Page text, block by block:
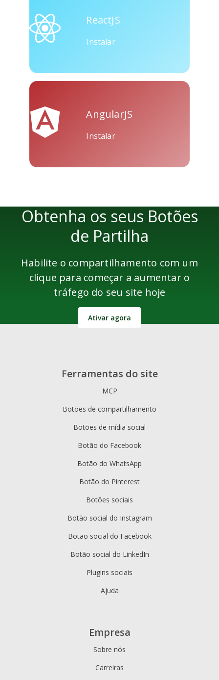
Skype
Mail
ReactJS
Instalar
AngularJS
Instalar
Obtenha os seus Botões
de Partilha
Habilite o compartilhamento com um
clique para começar a aumentar o
tráfego do seu site hoje
Ativar agora
Ferramentas do site
MCP
Botões de compartilhamento
Botões de mídia social
Botão do Facebook
Botão do WhatsApp
Botão do Pinterest
Botões sociais
Botão social do Instagram
Botão social do Facebook
Botão social do LinkedIn
Plugins sociais
Ajuda
Empresa
Sobre nós
Carreiras